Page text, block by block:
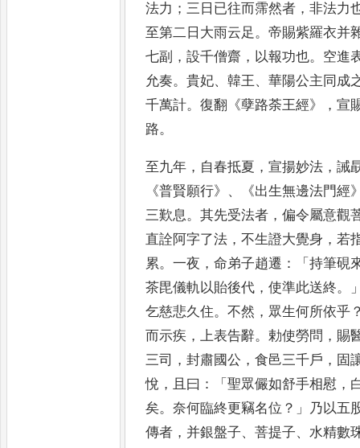
法力 ；三日已往而霈然者 ，非法力
至第二日大雨云足。帝賜紫羅衣并
七副 ，設千僧齋 ， 以報功也。 空進
允奏。貴妃、韓王、華陽公主同成
千萬計。復翻 《孽路荼王經》，宣
路。
至九年 ， 自春抵夏 ，宣揚妙法 ，誡
《普賢願行》、《出生無邊法門經
三歎息。其先受法者 ，偏令屬意觀
直詮阿字了法 ，不生證大覺身 ，若
累。一夜 ，命弟子趙遷 ：「持筆硯
茶毘儀軌以貽後代 ，使準此送終。
乞慈悲久住。不然 ， 眾生何所依乎
而示疾 ，上表告辭。勅使勞問 ， 賜
三司 ，封肅國公 ，食邑三千戶 ， 固
悅 ， 且曰 ：「聖眾儼如舒手相慰 ，
矣。奈何臨終更竊名位 ？」
乃以五
傳者 ， 并銀盤子、菩提子、水精數